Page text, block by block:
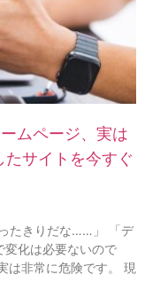
ムページ、実は
サイトを今すぐ
たきりだな……」 「デ
変化は必要ないので
は非常に危険です。 現